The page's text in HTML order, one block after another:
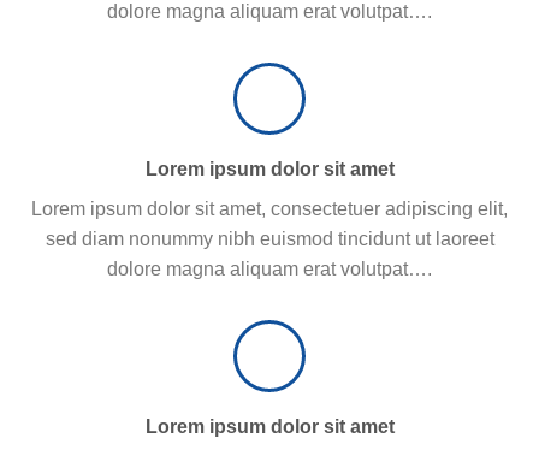
dolore magna aliquam erat volutpat….
Lorem ipsum dolor sit amet
Lorem ipsum dolor sit amet, consectetuer adipiscing elit,
sed diam nonummy nibh euismod tincidunt ut laoreet
dolore magna aliquam erat volutpat….
Lorem ipsum dolor sit amet